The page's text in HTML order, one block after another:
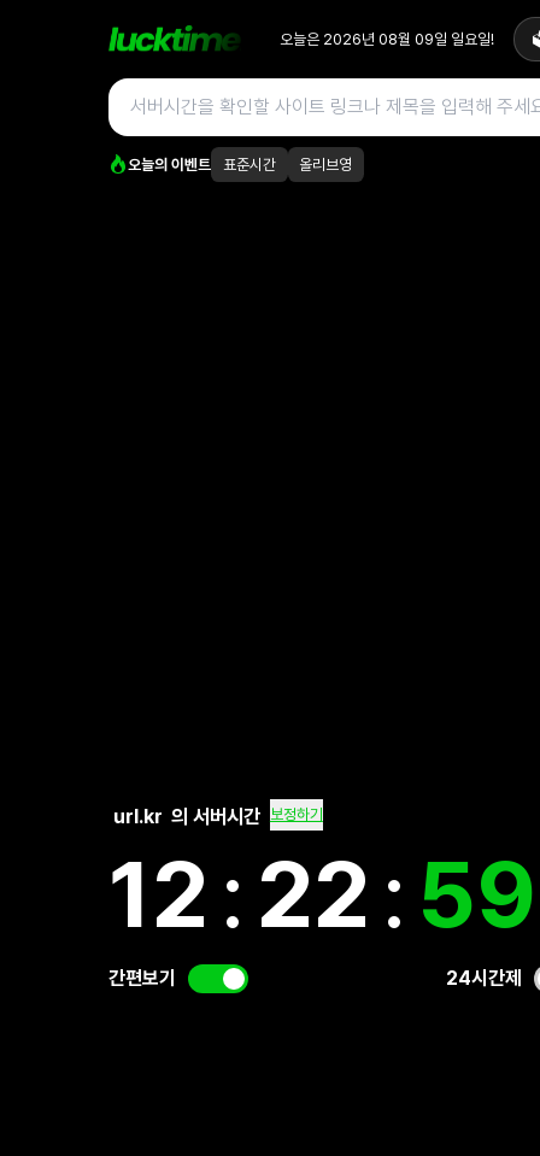
오늘은 2026년 08월 09일 일요일!
오늘의 이벤트 표준시간 올리브영
url.kr 의 서버시간 보정하기
12 : 23 :
간편보기 24시간제